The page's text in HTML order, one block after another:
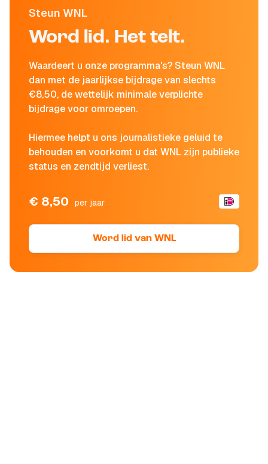
Steun WNL
Word lid. Het telt.
Waardeert u onze programma's? Steun WNL
dan met de jaarlijkse bijdrage van slechts
€8,50, de wettelijk minimale verplichte
bijdrage voor omroepen.
Hiermee helpt u ons journalistieke geluid te
behouden en voorkomt u dat WNL zijn publieke
status en zendtijd verliest.
€ 8,50 per jaar
Word lid van WNL